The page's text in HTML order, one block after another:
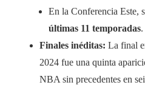
En la Conferencia Este,
últimas 11 temporadas.
Finales inéditas: La final
2024 fue una quinta
NBA sin precedentes en